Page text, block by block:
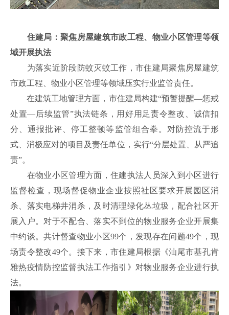
住建局：聚焦房屋建筑市政工程、物业小区管理等领
域开展执法
为落实近阶段防蚊灭蚊工作，市住建局聚焦房屋建筑
市政工程、物业小区管理等领域压实行业监管责任。
在建筑工地管理方面， 市住建局构建“预警提醒—惩戒
处置—后续监管”执法链条，用好用足责令整改、诚信扣
分、通报批评、停工整顿等监管组合拳。对防控流于形
式、消极应对的项目及责任单位，实行“分层处置、从严追
责”。
在物业小区管理方面，住建执法人员深入到小区进行
监督检查，现场督促物业企业按照社区要求开展园区消
杀、落实电梯井消杀，及时清理绿化丛垃圾，配合社区开
展入户。 对于不配合、落实不到位的物业服务企业开展集
中约谈。共计督查物业小区99个 ， 发现存在问题49个，现
场责令整改49个。 接下来，市住建局根据《汕尾市基孔肯
雅热疫情防控监督执法工作指引》对物业服务企业进行执
法。